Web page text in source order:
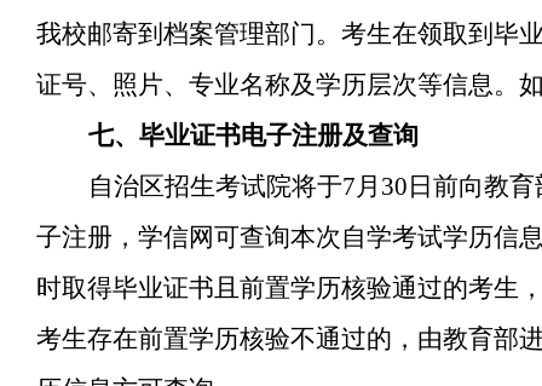
我校邮寄到档案管理部门。考生在领取到毕
证号、照片、专业名称及学历层次等信息。
七、毕业证书电子注册及查询
自治区招生考试院将于7月30日前向教
子注册，学信网可查询本次自学考试学历信
时取得毕业证书且前置学历核验通过的考生
考生存在前置学历核验不通过的，由教育部